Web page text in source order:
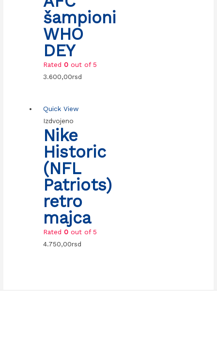
šampioni
WHO
DEY
Rated0 out of 5
3.600,00rsd
Quick View
Izdvojeno
Nike
Historic
(NFL
Patriots)
retro
majca
Rated0 out of 5
4.750,00rsd